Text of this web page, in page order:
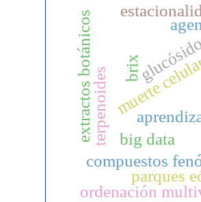
big data
compuestos
terpenoides
extractos botánicos muerte
ordenación
brix
parques